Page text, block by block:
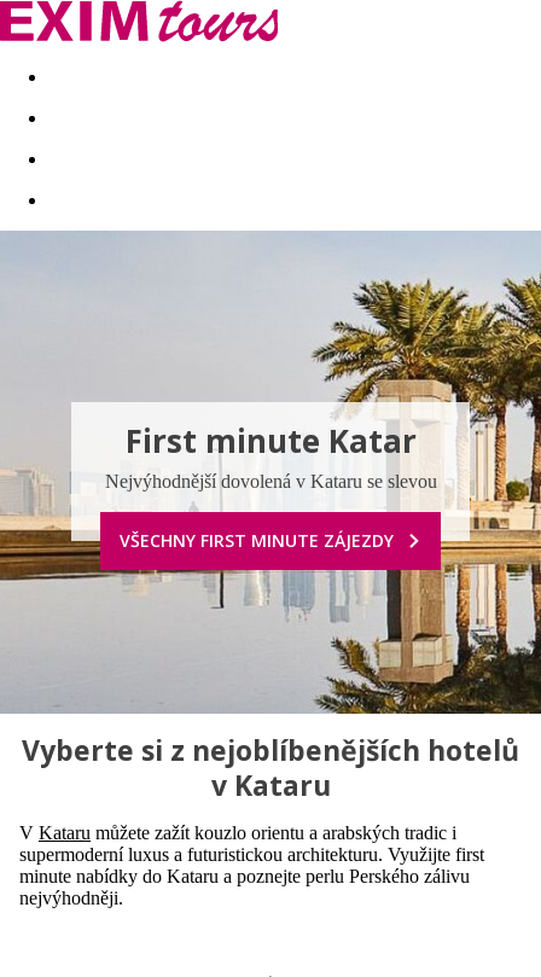
Akční nabídky Last minute
First minute Katar
Nejvýhodnější dovolená v Kataru se slevou
VŠECHNY FIRST MINUTE ZÁJEZDY
Vyberte si z nejoblíbenějších hotelů
v Kataru
V Kataru můžete zažít kouzlo orientu a arabských tradic i
supermoderní luxus a futuristickou architekturu. Využijte first
minute nabídky do Kataru a poznejte perlu Perského zálivu
nejvýhodněji.